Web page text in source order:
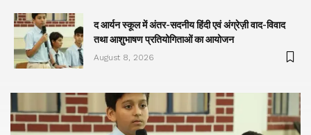
द आर्यन स्कूल में अंतर-सदनीय हिंदी एवं अंग्रेज़ी वाद-विवाद
तथा आशुभाषण प्रतियोगिताओं का आयोजन
August 8, 2026